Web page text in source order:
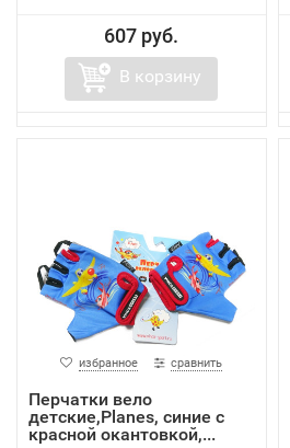
607 руб.
В корзину
избранное сравнить
Перчатки вело
детские,Planes, синие с
красной окантовкой,...